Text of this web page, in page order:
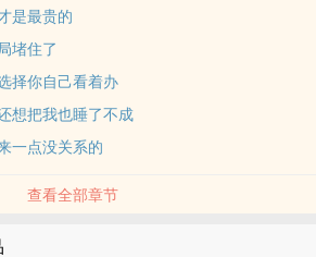
是最贵的
堵住了
择你自己看着办
想把我也睡了不成
一点没关系的
查看全部章节